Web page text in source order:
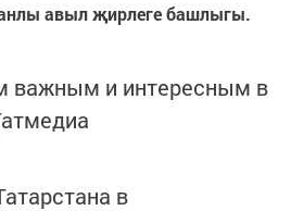
авыл җирлеге башлыгы.
важным и интересным в
в